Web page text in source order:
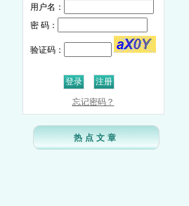
用户名：
密 码：
验证码：
忘记密码？
热点文章